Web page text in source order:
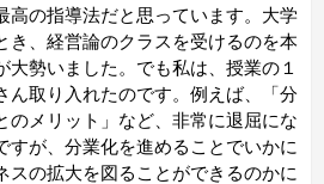
高の指導法だと思っています。大学
き、経営論のクラスを受けるのを本
大勢いました。でも私は、授業の１
ん取り入れたのです。例えば、「分
のメリット」など、非常に退屈にな
すが、分業化を進めることでいかに
スの拡大を図ることができるのかに